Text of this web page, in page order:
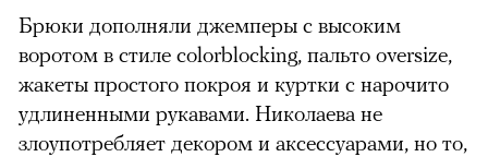
Брюки дополняли джемперы с высоким
воротом в стиле colorblocking, пальто oversize,
жакеты простого покроя и куртки с нарочито
удлиненными рукавами. Николаева не
злоупотребляет декором и аксессуарами, но то,